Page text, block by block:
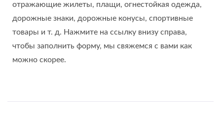
отражающие жилеты, плащи, огнестойкая одежда,
дорожные знаки, дорожные конусы, спортивные
товары и т. д. Нажмите на ссылку внизу справа,
чтобы заполнить форму, мы свяжемся с вами как
можно скорее.